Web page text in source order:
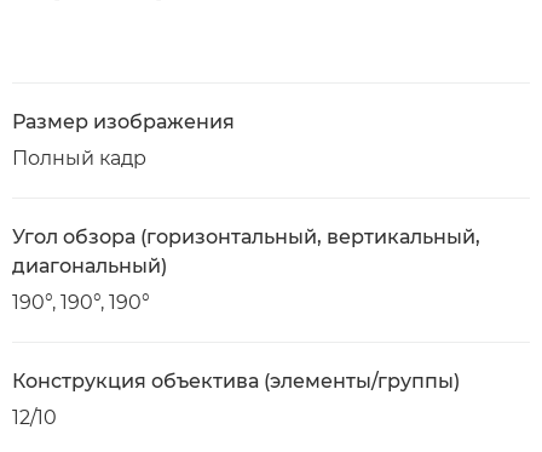
Размер изображения
Полный кадр
Угол обзора (горизонтальный, вертикальный,
диагональный)
190°, 190°, 190°
Конструкция объектива (элементы/группы)
12/10